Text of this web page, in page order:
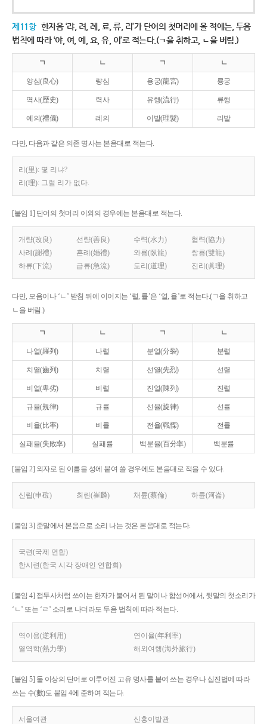
제11항 한자음 ‘랴, 려, 례, 료, 류, 리’가 단어의 첫머리에 올 적에는, 두음
법칙에 따라 ‘야, 여, 예, 요, 유, 이’로 적는다.(ㄱ을 취하고, ㄴ을 버림.)
ㄱ ㄴ ㄱ ㄴ
양심(良心) 량심 용궁(龍宮) 룡궁
역사(歷史) 력사 유행(流行) 류행
예의(禮儀) 례의 이발(理髮) 리발
다만, 다음과 같은 의존 명사는 본음대로 적는다.
리(里): 몇 리냐?
리(理): 그럴 리가 없다.
[붙임 1] 단어의 첫머리 이외의 경우에는 본음대로 적는다.
개량(改良) 선량(善良) 수력(水力)
협력(協力)
사례(謝禮)
혼례(婚禮) 와룡(臥龍)
쌍룡(雙龍)
하류(下流)
급류(急流) 도리(道理) 진리(眞理)
다만, 모음이나 ‘ㄴ’ 받침 뒤에 이어지는 ‘렬, 률’은 ‘열, 율’로 적는다.(ㄱ을 취하고
ㄴ을 버림.)
ㄱ ㄴ ㄱ ㄴ
나열(羅列) 나렬 분열(分裂) 분렬
치열(齒列) 치렬 선열(先烈) 선렬
비열(卑劣) 비렬 진열(陳列) 진렬
규율(規律) 규률 선율(旋律) 선률
비율(比率) 비률 전율(戰慄) 전률
실패율(失敗率) 실패률 백분율(百分率) 백분률
[붙임 2] 외자로 된 이름을 성에 붙여 쓸 경우에도 본음대로 적을 수 있다.
신립(申砬) 최린(崔麟) 채륜(蔡倫) 하륜(河崙)
[붙임 3] 준말에서 본음으로 소리 나는 것은 본음대로 적는다.
국련(국제 연합)
한시련(한국 시각 장애인 연합회)
[붙임 4] 접두사처럼 쓰이는 한자가 붙어서 된 말이나 합성어에서, 뒷말의 첫소리가
‘ㄴ’ 또는 ‘ㄹ’ 소리로 나더라도 두음 법칙에 따라 적는다.
역이용(逆利用)
연이율(年利率)
열역학(熱力學)
해외여행(海外旅行)
[붙임 5] 둘 이상의 단어로 이루어진 고유 명사를 붙여 쓰는 경우나 십진법에 따라
쓰는 수(數)도 붙임 4에 준하여 적는다.
서울여관 신흥이발관